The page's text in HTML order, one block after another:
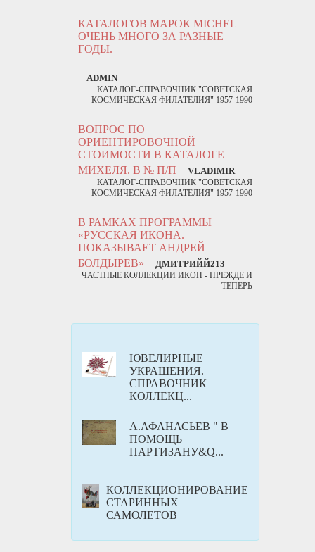
КАТАЛОГОВ МАРОК MICHEL
ОЧЕНЬ МНОГО ЗА РАЗНЫЕ
ГОДЫ.
ADMIN
КАТАЛОГ-СПРАВОЧНИК "СОВЕТСКАЯ
КОСМИЧЕСКАЯ ФИЛАТЕЛИЯ" 1957-1990
ВОПРОС ПО
ОРИЕНТИРОВОЧНОЙ
СТОИМОСТИ В КАТАЛОГЕ
МИХЕЛЯ. В № П/П
VLADIMIR
КАТАЛОГ-СПРАВОЧНИК "СОВЕТСКАЯ
КОСМИЧЕСКАЯ ФИЛАТЕЛИЯ" 1957-1990
В РАМКАХ ПРОГРАММЫ
«РУССКАЯ ИКОНА.
ПОКАЗЫВАЕТ АНДРЕЙ
БОЛДЫРЕВ»
ДМИТРИЙЙ213
ЧАСТНЫЕ КОЛЛЕКЦИИ ИКОН - ПРЕЖДЕ И
ТЕПЕРЬ
ЮВЕЛИРНЫЕ
УКРАШЕНИЯ.
СПРАВОЧНИК
КОЛЛЕКЦ...
А.АФАНАСЬЕВ " В
ПОМОЩЬ
ПАРТИЗАНУ&Q...
КОЛЛЕКЦИОНИРОВАНИЕ
СТАРИННЫХ
САМОЛЕТОВ